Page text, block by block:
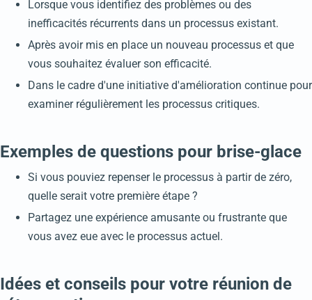
Lorsque vous identifiez des problèmes ou des
inefficacités récurrents dans un processus existant.
Après avoir mis en place un nouveau processus et que
vous souhaitez évaluer son efficacité.
Dans le cadre d'une initiative d'amélioration continue pour
examiner régulièrement les processus critiques.
Exemples de questions pour brise-glace
Si vous pouviez repenser le processus à partir de zéro,
quelle serait votre première étape ?
Partagez une expérience amusante ou frustrante que
vous avez eue avec le processus actuel.
Idées et conseils pour votre réunion de